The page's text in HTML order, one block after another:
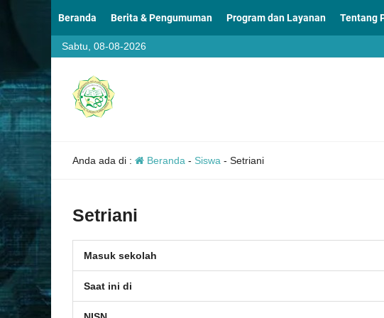
Beranda Berita & Pengumuman Program dan Layanan Tentang
Sabtu, 08-08-2026
Anda ada di : Beranda - Siswa - Setriani
Setriani
Masuk sekolah
Saat ini di